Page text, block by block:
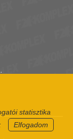
statisztika
Elfogadom